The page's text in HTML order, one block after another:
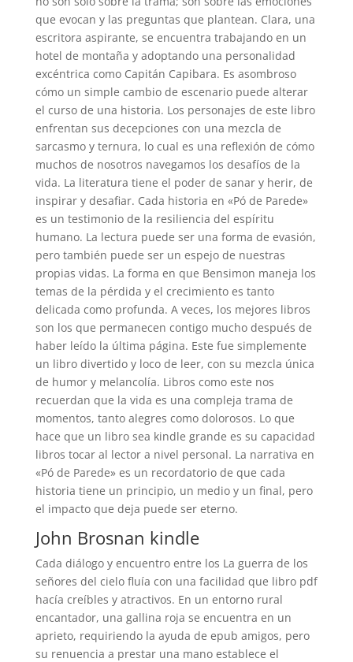
que evocan y las preguntas que plantean. Clara, una
escritora aspirante, se encuentra trabajando en un
hotel de montaña y adoptando una personalidad
excéntrica como Capitán Capibara. Es asombroso
cómo un simple cambio de escenario puede alterar
el curso de una historia. Los personajes de este libro
enfrentan sus decepciones con una mezcla de
sarcasmo y ternura, lo cual es una reflexión de cómo
muchos de nosotros navegamos los desafíos de la
vida. La literatura tiene el poder de sanar y herir, de
inspirar y desafiar. Cada historia en «Pó de Parede»
es un testimonio de la resiliencia del espíritu
humano. La lectura puede ser una forma de evasión,
pero también puede ser un espejo de nuestras
propias vidas. La forma en que Bensimon maneja los
temas de la pérdida y el crecimiento es tanto
delicada como profunda. A veces, los mejores libros
son los que permanecen contigo mucho después de
haber leído la última página. Este fue simplemente
un libro divertido y loco de leer, con su mezcla única
de humor y melancolía. Libros como este nos
recuerdan que la vida es una compleja trama de
momentos, tanto alegres como dolorosos. Lo que
hace que un libro sea kindle grande es su capacidad
libros tocar al lector a nivel personal. La narrativa en
«Pó de Parede» es un recordatorio de que cada
historia tiene un principio, un medio y un final, pero
el impacto que deja puede ser eterno.
John Brosnan kindle
Cada diálogo y encuentro entre los La guerra de los
señores del cielo fluía con una facilidad que libro pdf
hacía creíbles y atractivos. En un entorno rural
encantador, una gallina roja se encuentra en un
aprieto, requiriendo la ayuda de epub amigos, pero
su renuencia a prestar una mano establece el